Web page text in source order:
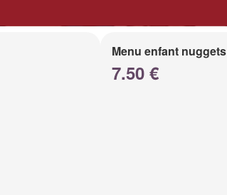
Menu enfant nuggets
7.50 €